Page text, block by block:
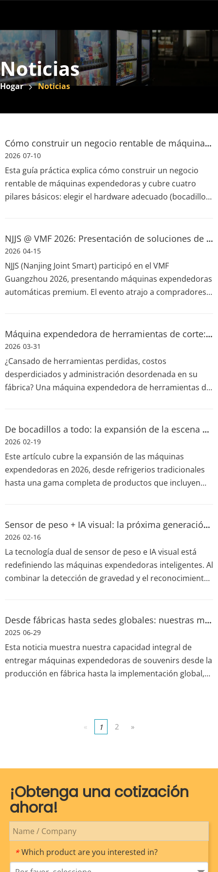
Noticias
Hogar Noticias
Cómo construir un negocio rentable de máquinas expendedoras: una guía práctica para emprendedores
Esta guía práctica explica cómo construir un negocio
rentable de máquinas expendedoras y cubre cuatro
pilares básicos: elegir el hardware adecuado (bocadillos,
mantenimiento disciplinado. También ofrece consejos
de ampliación y apoyo de proveedores para que los
emprendedores lancen una operación de venta
sostenible.
2026 07-10
NJJS @ VMF 2026: Presentación de soluciones de venta de vanguardia para mercados globales
NJJS (Nanjing Joint Smart) participó en el VMF
Guangzhou 2026, presentando máquinas expendedoras
automáticas premium. El evento atrajo a compradores
B2B y ampliando nuestro alcance en el mercado global
en el sector minorista inteligente.
2026 04-15
Máquina expendedora de herramientas de corte: gestión inteligente para la eficiencia industrial
¿Cansado de herramientas perdidas, costos
desperdiciados y administración desordenada en su
fábrica? Una máquina expendedora de herramientas de
detiene el abuso y el desperdicio, simplifica el control de
inventario y ayuda a que su fábrica funcione mejor
mientras ahorra dinero real.
2026 03-31
De bocadillos a todo: la expansión de la escena de las máquinas expendedoras de 2026
Este artículo cubre la expansión de las máquinas
expendedoras en 2026, desde refrigerios tradicionales
hasta una gama completa de productos que incluyen
de conveniencia, las soluciones de venta comercial
ahora respaldan el comercio minorista automatizado,
versátil y que requiere poca mano de obra para
ubicaciones globales de alto tráfico.
2026 02-19
Sensor de peso + IA visual: la próxima generación de tecnología de venta inteligente
La tecnología dual de sensor de peso e IA visual está
redefiniendo las máquinas expendedoras inteligentes. Al
combinar la detección de gravedad y el reconocimiento
una detección precisa del producto y una liquidación
automática para una experiencia minorista no tripulada
más confiable y eficiente.
2026 02-16
Desde fábricas hasta sedes globales: nuestras máquinas expendedoras de insignias de souvenirs atienden a clientes nacionales e internacionales
Esta noticia muestra nuestra capacidad integral de
entregar máquinas expendedoras de souvenirs desde la
producción en fábrica hasta la implementación global,
2025 06-29
« 1 2 »
¡Obtenga una cotización
ahora!
* Which product are you interested in?